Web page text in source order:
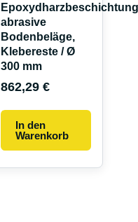
abrasive
Bodenbeläge,
Klebereste / Ø
300 mm
862,29 €
In den
Warenkorb